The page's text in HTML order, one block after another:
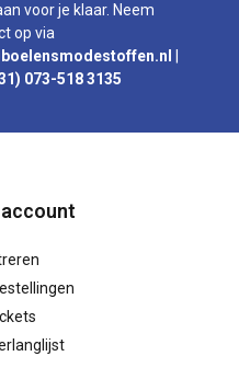
voor je klaar. Neem
op via
073-518 3135